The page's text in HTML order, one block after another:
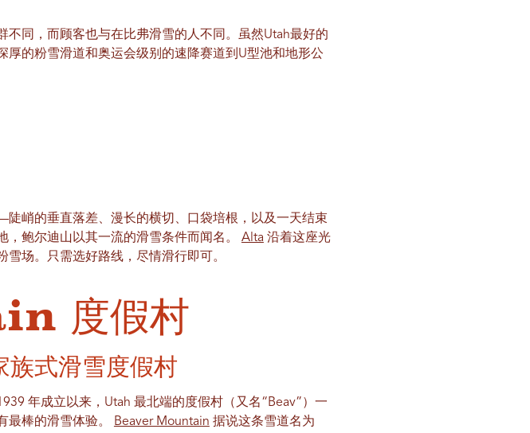
同，而顾客也与在比弗滑雪的人不同。虽然Utah最好的
的粉雪滑道和奥运会级别的速降赛道到U型池和地形公
峭的垂直落差、漫长的横切、口袋培根，以及一天结束
鲍尔迪山以其一流的滑雪条件而闻名。 Alta 沿着这座光
场。只需选好路线，尽情滑行即可。
度假村
族式滑雪度假村
年成立以来，Utah 最北端的度假村（又名“Beav”）一
最棒的滑雪体验。
Beaver Mountain 据说这条雪道名为